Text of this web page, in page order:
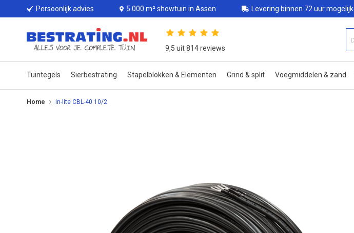
Persoonlijk advies 5.000 m² showtuin in Assen Levering binnen 72 uur mogelijk
9,5 uit 814 reviews
Tuintegels Sierbestrating Stapelblokken & Elementen Grind & split Voegmiddelen & zand
Home in-lite CBL-40 10/2